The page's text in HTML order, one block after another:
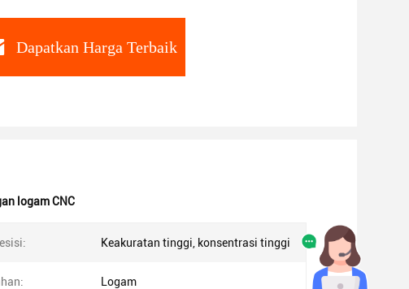
Dapatkan Harga Terbaik
logam CNC
Keakuratan tinggi, konsentrasi tinggi
Logam